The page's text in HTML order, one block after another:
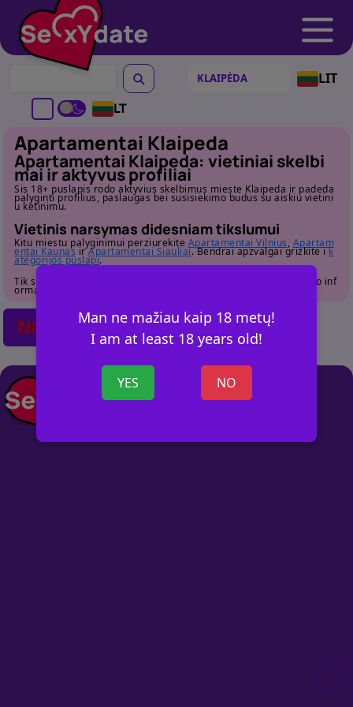
LIT
LT
Man ne mažiau kaip 18 metų!
I am at least 18 years old!
YES NO
Apartamentai Klaipeda
Apartamentai Klaipeda: vietiniai skelbi
mai ir aktyvus profiliai
Sis 18+ puslapis rodo aktyvius skelbimus mieste Klaipeda ir padeda
palyginti profilius, paslaugas bei susisiekimo budus su aiskiu vietini
u ketinimu.
Vietinis narsymas didesniam tikslumui
Kitu miestu palyginimui perziurekite Apartamentai Vilnius, Apartam
entai Kaunas irApartamentai Siauliai. Bendrai apzvalgai grizkite ik
ategorijos puslapi.
Tik suaugusiems. Pries susisiekdami atidziai perziurekite profilio inf
ormacija.
NO POSTS FOUND
+ SKELBIMĄ